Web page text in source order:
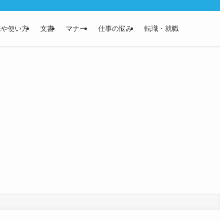
使い方 文書 マナー 仕事の悩み 転職・就職